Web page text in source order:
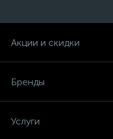
Акции и скидки
Бренды
Услуги